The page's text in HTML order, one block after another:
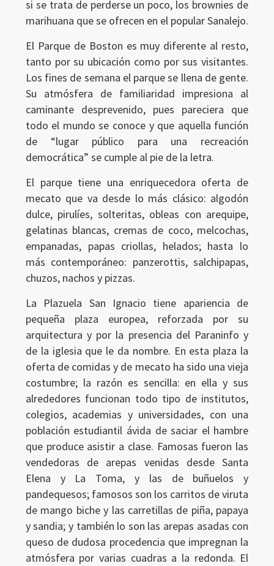
si se trata de perderse un poco, los brownies de
marihuana que se ofrecen en el popular Sanalejo.
El Parque de Boston es muy diferente al resto,
tanto por su ubicación como por sus visitantes.
Los fines de semana el parque se llena de gente.
Su atmósfera de familiaridad impresiona al
caminante desprevenido, pues pareciera que
todo el mundo se conoce y que aquella función
de “lugar público para una recreación
democrática” se cumple al pie de la letra.
El parque tiene una enriquecedora oferta de
mecato que va desde lo más clásico: algodón
dulce, pirulíes, solteritas, obleas con arequipe,
gelatinas blancas, cremas de coco, melcochas,
empanadas, papas criollas, helados; hasta lo
más contemporáneo: panzerottis, salchipapas,
chuzos, nachos y pizzas.
La Plazuela San Ignacio tiene apariencia de
pequeña plaza europea, reforzada por su
arquitectura y por la presencia del Paraninfo y
de la iglesia que le da nombre. En esta plaza la
oferta de comidas y de mecato ha sido una vieja
costumbre; la razón es sencilla: en ella y sus
alrededores funcionan todo tipo de institutos,
colegios, academias y universidades, con una
población estudiantil ávida de saciar el hambre
que produce asistir a clase. Famosas fueron las
vendedoras de arepas venidas desde Santa
Elena y La Toma, y las de buñuelos y
pandequesos; famosos son los carritos de viruta
de mango biche y las carretillas de piña, papaya
y sandia; y también lo son las arepas asadas con
queso de dudosa procedencia que impregnan la
atmósfera por varias cuadras a la redonda. El